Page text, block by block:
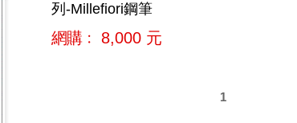
列-Millefiori鋼筆
網購﹕ 8,000 元
1